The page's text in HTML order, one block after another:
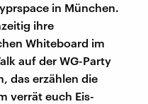
in München.
ihre
Whiteboard im
auf der WG-Party
das erzählen die
verrät euch Eis-